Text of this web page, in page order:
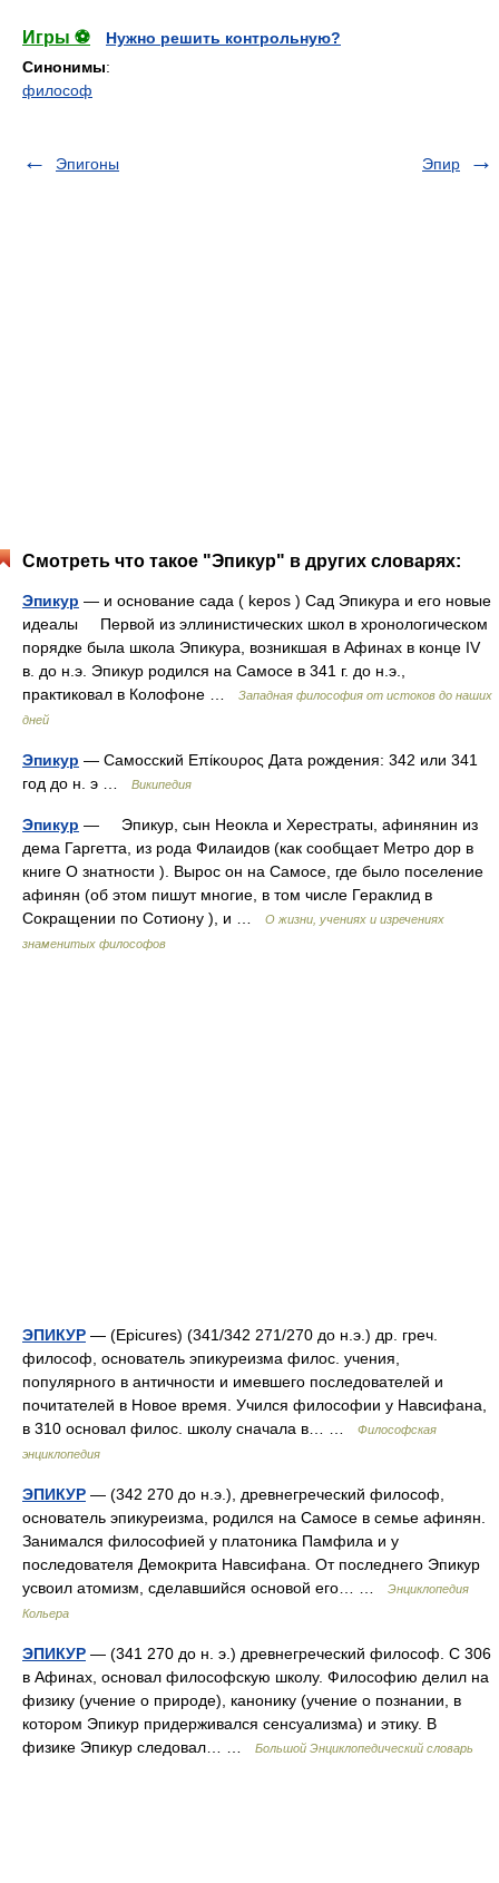
Игры ⚽
Нужно решить контрольную?
Синонимы:
философ
Эпигоны Эпир
Смотреть что такое "Эпикур" в других словарях:
Эпикур — и основание сада ( kepos ) Сад Эпикура и его новые
идеалы Первой из эллинистических школ в хронологическом
порядке была школа Эпикура, возникшая в Афинах в конце IV
в. до н.э. Эпикур родился на Самосе в 341 г. до н.э.,
практиковал в Колофоне …
Западная философия от истоков до наших
дней
Эпикур — Самосский Επίκουρος Дата рождения: 342 или 341
год до н. э …
Википедия
Эпикур — Эпикур, сын Неокла и Херестраты, афинянин из
дема Гаргетта, из рода Филаидов (как сообщает Метро дор в
книге О знатности ). Вырос он на Самосе, где было поселение
афинян (об этом пишут многие, в том числе Гераклид в
Сокращении по Сотиону ), и …
О жизни, учениях и изречениях
знаменитых философов
ЭПИКУР — (Epicures) (341/342 271/270 до н.э.) др. греч.
философ, основатель эпикуреизма филос. учения,
популярного в античности и имевшего последователей и
почитателей в Новое время. Учился философии у Навсифана,
в 310 основал филос. школу сначала в… …
Философская
энциклопедия
ЭПИКУР — (342 270 до н.э.), древнегреческий философ,
основатель эпикуреизма, родился на Самосе в семье афинян.
Занимался философией у платоника Памфила и у
последователя Демокрита Навсифана. От последнего Эпикур
усвоил атомизм, сделавшийся основой его… …
Энциклопедия
Кольера
ЭПИКУР — (341 270 до н. э.) древнегреческий философ. С 306
в Афинах, основал философскую школу. Философию делил на
физику (учение о природе), канонику (учение о познании, в
котором Эпикур придерживался сенсуализма) и этику. В
физике Эпикур следовал… …
Большой Энциклопедический словарь